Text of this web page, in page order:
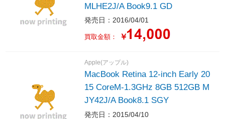
MLHE2J/A Book9.1 GD
発売日：2016/04/01
買取金額： ￥
Apple(アップル)
MacBook Retina 12-inch Early 20
15 CoreM-1.3GHz 8GB 512GB M
JY42J/A Book8.1 SGY
発売日：2015/04/10